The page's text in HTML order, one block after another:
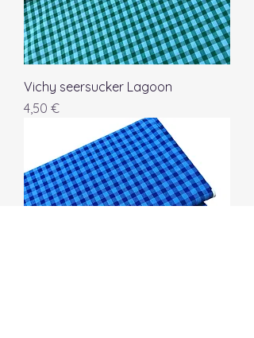
Vichy seersucker Lagoon
Precio
4,50 €